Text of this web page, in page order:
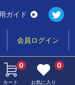
ガイド
会員ログイン
カート
0
お気に入り
0